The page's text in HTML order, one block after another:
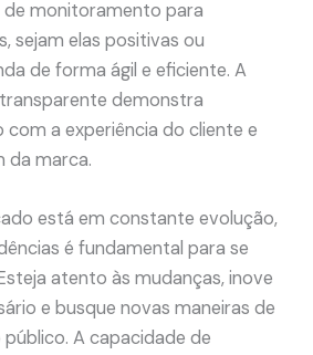
de monitoramento para
sejam elas positivas ou
de forma ágil e eficiente. A
demonstra
a experiência do cliente e
da marca.
está em constante evolução,
é fundamental para se
atento às mudanças, inove
e busque novas maneiras de
A capacidade de